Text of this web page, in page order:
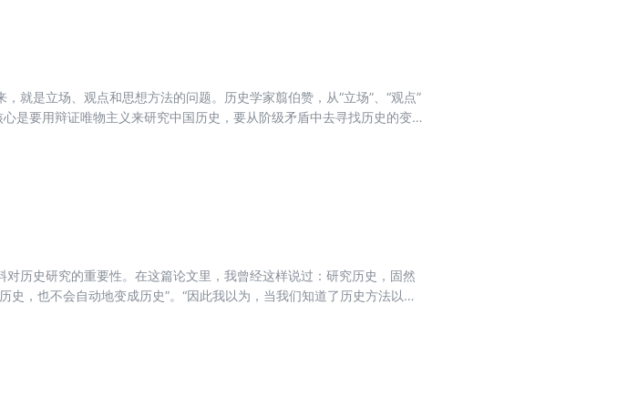
就是立场、观点和思想方法的问题。历史学家翦伯赞，从“立场”、“观点”
是要用辩证唯物主义来研究中国历史，要从阶级矛盾中去寻找历史的变
历史研究的重要性。在这篇论文里，我曾经这样说过：研究历史，固然
史，也不会自动地变成历史”。“因此我以为，当我们知道了历史方法以